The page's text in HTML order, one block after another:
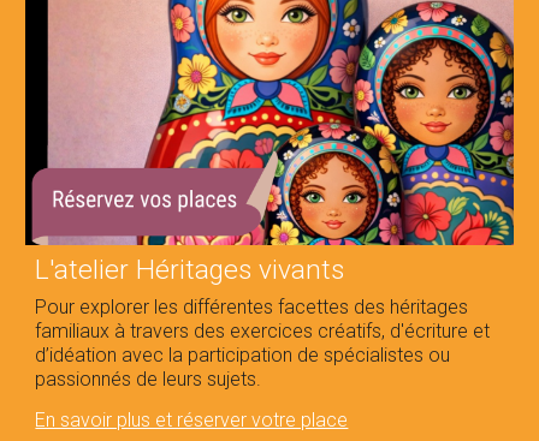
L'atelier Héritages vivants
Pour explorer les différentes facettes des héritages
familiaux à travers des exercices créatifs, d'écriture et
d’idéation avec la participation de spécialistes ou
passionnés de leurs sujets.
En savoir plus et réserver votre place